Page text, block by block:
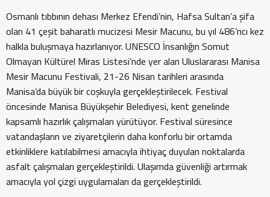
Osmanlı tıbbının dehası Merkez Efendi’nin, Hafsa Sultan’a şifa
olan 41 çeşit baharatlı mucizesi Mesir Macunu, bu yıl 486’ncı kez
halkla buluşmaya hazırlanıyor. UNESCO İnsanlığın Somut
Olmayan Kültürel Miras Listesi’nde yer alan Uluslararası Manisa
Mesir Macunu Festivali, 21-26 Nisan tarihleri arasında
Manisa’da büyük bir coşkuyla gerçekleştirilecek. Festival
öncesinde Manisa Büyükşehir Belediyesi, kent genelinde
kapsamlı hazırlık çalışmaları yürütüyor. Festival süresince
vatandaşların ve ziyaretçilerin daha konforlu bir ortamda
etkinliklere katılabilmesi amacıyla ihtiyaç duyulan noktalarda
asfalt çalışmaları gerçekleştirildi. Ulaşımda güvenliği artırmak
amacıyla yol çizgi uygulamaları da gerçekleştirildi.